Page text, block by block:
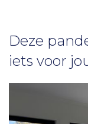
Deze
iets voor